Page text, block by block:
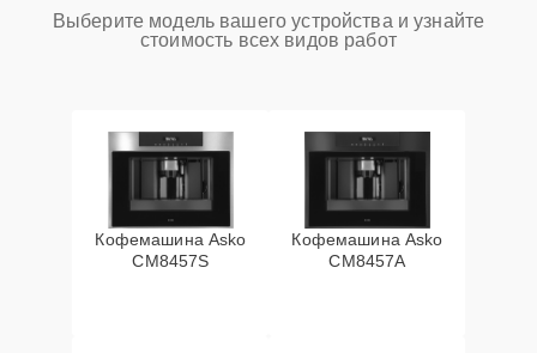
Выберите модель вашего устройства и узнайте
стоимость всех видов работ
Кофемашина Asko
CM8457S
Кофемашина Asko
CM8457A